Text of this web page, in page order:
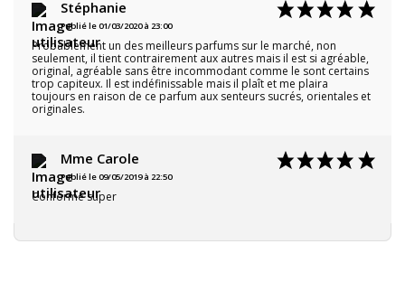
Stéphanie
Publié le 01/03/2020 à 23:00
Probablement un des meilleurs parfums sur le marché, non
seulement, il tient contrairement aux autres mais il est si agréable,
original, agréable sans être incommodant comme le sont certains
trop capiteux. Il est indéfinissable mais il plaît et me plaira
toujours en raison de ce parfum aux senteurs sucrés, orientales et
originales.
Mme Carole
Publié le 09/05/2019 à 22:50
Conforme super